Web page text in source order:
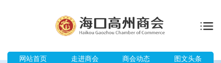
网站首页 走进商会 商会动态 图文头条